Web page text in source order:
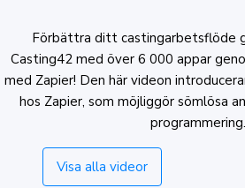
Förbättra ditt castingarbetsflöde
Casting42 med över 6 000 appar
med Zapier! Den här videon
hos Zapier, som möjliggör sömlösa
programmering.
Visa alla videor